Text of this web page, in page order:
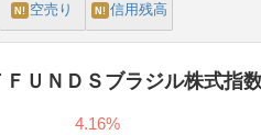
N! 空売り N! 信用残高
ＵＮＤＳブラジル株式指
4.16%